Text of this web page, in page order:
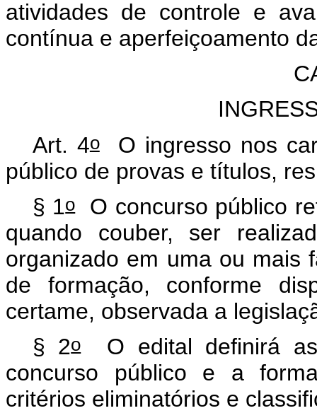
atividades de controle e
contínua e aperfeiçoamento
Art. 4oO ingresso nos
público de provas e títulos,
§ 1oO concurso público
quando couber, ser
organizado em uma ou mais
de formação, conforme
certame, observada a
§ 2oO edital definirá as
concurso público e a
critérios eliminatórios e